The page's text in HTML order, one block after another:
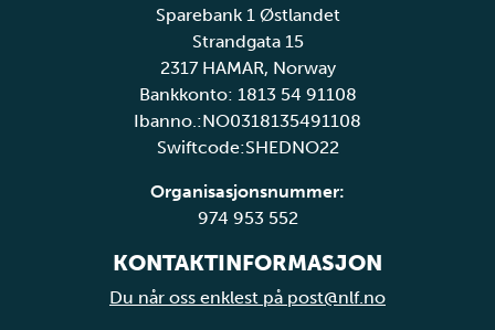
Sparebank 1 Østlandet
Strandgata 15
2317 HAMAR, Norway
Bankkonto: 1813 54 91108
Ibanno.:NO0318135491108
Swiftcode:SHEDNO22
Organisasjonsnummer:
974 953 552
KONTAKTINFORMASJON
Du når oss enklest på post@nlf.no